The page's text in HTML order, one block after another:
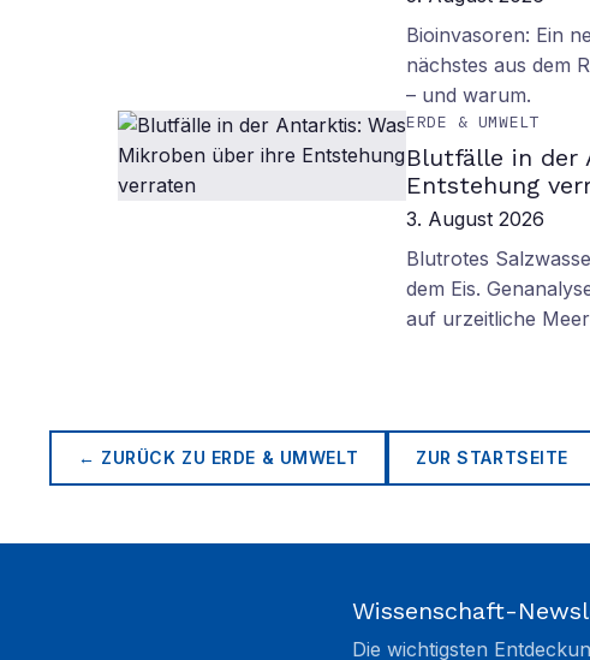
Bioinvasoren: Ein
nächstes aus dem
– und warum.
ERDE & UMWELT
Blutfälle in der
Entstehung
3. August 2026
Blutrotes
dem Eis.
auf urzeitliche
← ZURÜCK ZU ERDE & UMWELT ZUR STARTSEITE
Wissenschaft-
Die wichtigsten